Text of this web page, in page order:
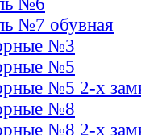
№7 обувная
№3
№5
№5 2-х
№8
№8 2-х